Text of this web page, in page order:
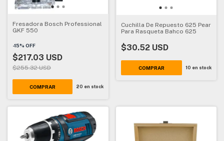
Fresadora Bosch Professional
GKF 550
-15% OFF
$217.03 USD
$255.32 USD
20 en stock
Cuchilla De Repuesto 625 Pear
Para Rasqueta Bahco 625
$30.52 USD
10 en stock